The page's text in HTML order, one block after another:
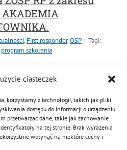
ciasteczek
korzystamy z technologii, takich jak pliki
dostępu do informacji o urządzeniu.
przetwarzać dane, takie jak zachowanie
na tej stronie. Brak wyrażenia
wpłynąć na niektóre cechy i
, First responder,OSP | Tagi:
program szkolenia
RP dh Waldemar Pawlak
szkolenia ZOSP RP z
PIERWSZEGO